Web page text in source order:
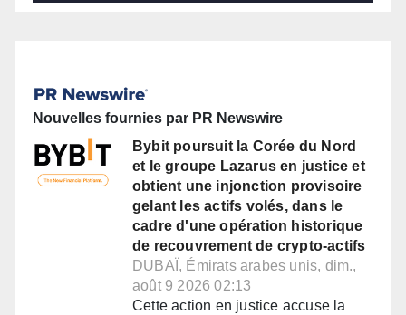
Nouvelles fournies par PR Newswire
Bybit poursuit la Corée du Nord
et le groupe Lazarus en justice et
obtient une injonction provisoire
gelant les actifs volés, dans le
cadre d'une opération historique
de recouvrement de crypto-actifs
DUBAÏ, Émirats arabes unis, dim.,
août 9 2026 02:13
Cette action en justice accuse la